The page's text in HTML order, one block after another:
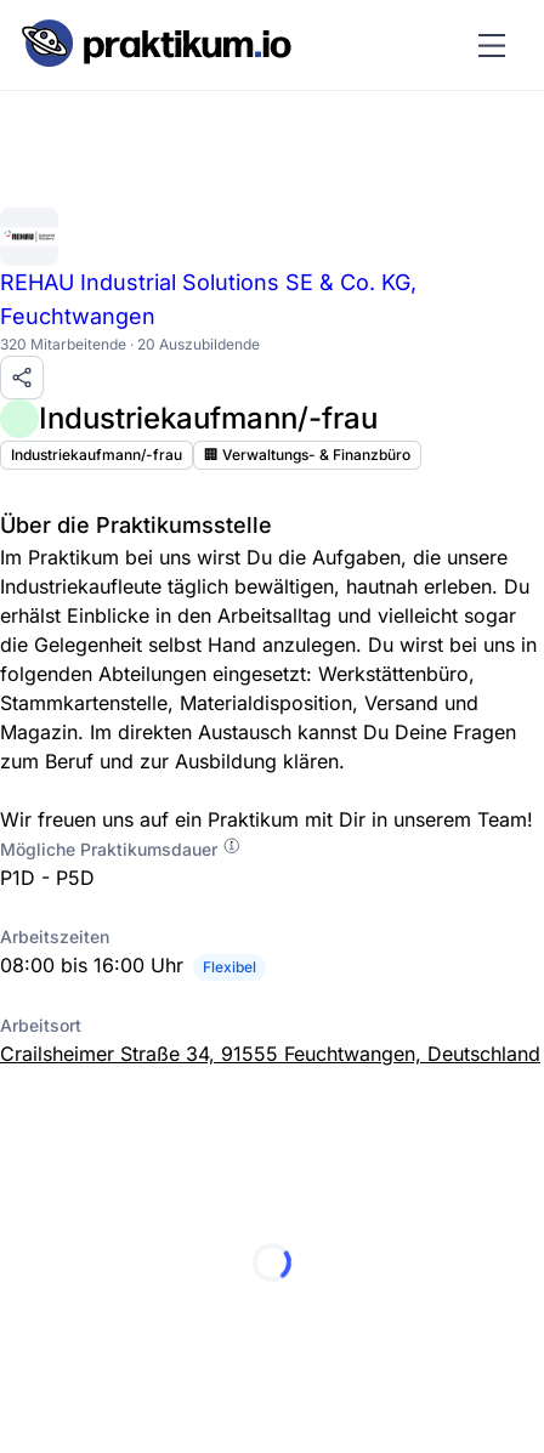
REHAU Industrial Solutions SE & Co. KG,
Feuchtwangen
320 Mitarbeitende · 20 Auszubildende
Industriekaufmann/-frau
Industriekaufmann/-frau 🏢 Verwaltungs- & Finanzbüro
Über die Praktikumsstelle
Im Praktikum bei uns wirst Du die Aufgaben, die unsere
Industriekaufleute täglich bewältigen, hautnah erleben. Du
erhälst Einblicke in den Arbeitsalltag und vielleicht sogar
die Gelegenheit selbst Hand anzulegen. Du wirst bei uns in
folgenden Abteilungen eingesetzt: Werkstättenbüro,
Stammkartenstelle, Materialdisposition, Versand und
Magazin. Im direkten Austausch kannst Du Deine Fragen
zum Beruf und zur Ausbildung klären.
Wir freuen uns auf ein Praktikum mit Dir in unserem Team!
Mögliche Praktikumsdauer
P1D - P5D
Arbeitszeiten
08:00 bis 16:00 Uhr Flexibel
Arbeitsort
Crailsheimer Straße 34, 91555 Feuchtwangen, Deutschland